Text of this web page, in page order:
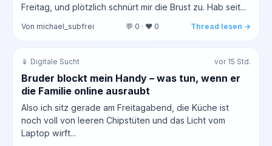
Freitag, und plötzlich schnürt mir die Brust zu. Hab seit...
Von michael_subfrei 💬 0 · ❤️ 0 Thread lesen →
📱 Digitale Sucht vor 15 Std.
Bruder blockt mein Handy – was tun, wenn er
die Familie online ausraubt
Also ich sitz gerade am Freitagabend, die Küche ist
noch voll von leeren Chipstüten und das Licht vom
Laptop wirft...